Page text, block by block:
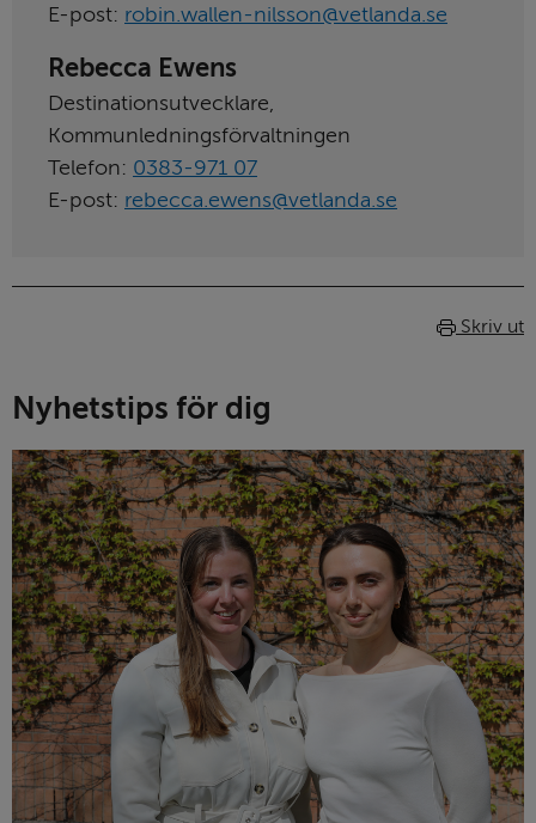
E-post: robin.wallen-nilsson@vetlanda.se
Rebecca Ewens
Destinationsutvecklare,
Kommunledningsförvaltningen
Telefon: 0383-971 07
E-post: rebecca.ewens@vetlanda.se
Skriv ut
Nyhetstips för dig